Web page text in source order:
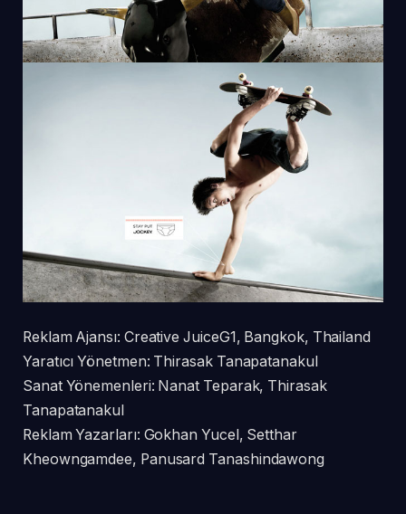
Reklam Ajansı: Creative JuiceG1, Bangkok, Thailand
Yaratıcı Yönetmen: Thirasak Tanapatanakul
Sanat Yönemenleri: Nanat Teparak, Thirasak
Tanapatanakul
Reklam Yazarları: Gokhan Yucel, Setthar
Kheowngamdee, Panusard Tanashindawong